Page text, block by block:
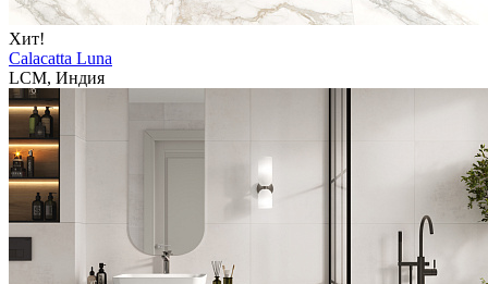
Хит!
Calacatta Luna
LCM, Индия